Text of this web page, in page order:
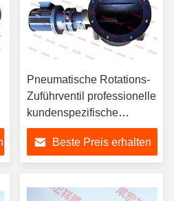
Pneumatische Rotations-
Zuführventil professionelle
kundenspezifische
elektrische
Edelstahlspender
Beste Preis erhalten